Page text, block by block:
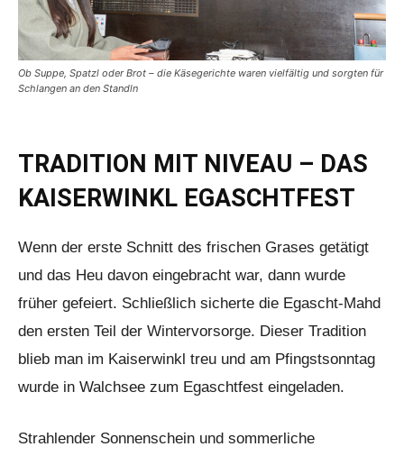
Ob Suppe, Spatzl oder Brot – die Käsegerichte waren vielfältig und sorgten für
Schlangen an den Standln
TRADITION MIT NIVEAU – DAS
KAISERWINKL EGASCHTFEST
Wenn der erste Schnitt des frischen Grases getätigt
und das Heu davon eingebracht war, dann wurde
früher gefeiert. Schließlich sicherte die Egascht-Mahd
den ersten Teil der Wintervorsorge. Dieser Tradition
blieb man im Kaiserwinkl treu und am Pfingstsonntag
wurde in Walchsee zum Egaschtfest eingeladen.
Strahlender Sonnenschein und sommerliche